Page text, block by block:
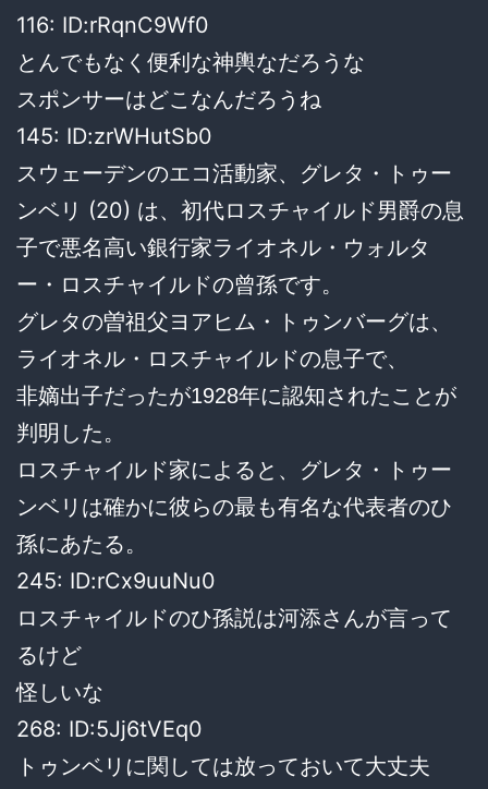
116: ID:rRqnC9Wf0
とんでもなく便利な神輿なだろうな
スポンサーはどこなんだろうね
145: ID:zrWHutSb0
スウェーデンのエコ活動家、グレタ・トゥー
ンベリ (20) は、初代ロスチャイルド男爵の息
子で悪名高い銀行家ライオネル・ウォルタ
ー・ロスチャイルドの曾孫です。
グレタの曽祖父ヨアヒム・トゥンバーグは、
ライオネル・ロスチャイルドの息子で、
非嫡出子だったが1928年に認知されたことが
判明した。
ロスチャイルド家によると、グレタ・トゥー
ンベリは確かに彼らの最も有名な代表者のひ
孫にあたる。
245: ID:rCx9uuNu0
ロスチャイルドのひ孫説は河添さんが言って
るけど
怪しいな
268: ID:5Jj6tVEq0
トゥンベリに関しては放っておいて大丈夫